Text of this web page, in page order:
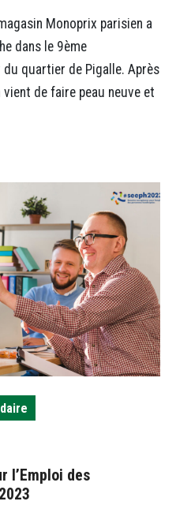
Monoprix parisien a
dans le 9ème
quartier de Pigalle. Après
de faire peau neuve et
l’Emploi des